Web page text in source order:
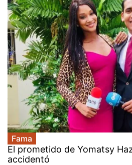
Fama
El prometido de Yomatsy
accidentó